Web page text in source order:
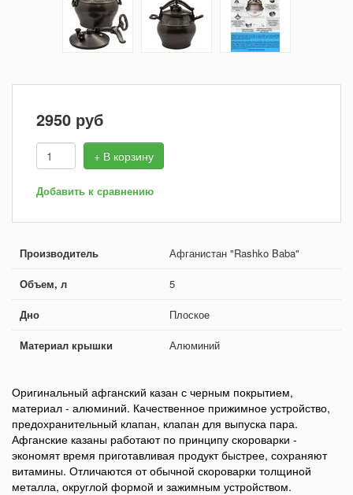
2950 руб
+ В корзину
Добавить к сравнению
Производитель Афганистан "Rashko Baba"
Объем, л 5
Дно Плоское
Материал крышки Алюминий
Оригинальный афганский казан с черным покрытием,
материал - алюминий. Качественное прижимное устройство,
предохранительный клапан, клапан для выпуска пара.
Афганские казаны работают по принципу скороварки -
экономят время приготавливая продукт быстрее, сохраняют
витамины. Отличаются от обычной скороварки толщиной
металла, округлой формой и зажимным устройством.